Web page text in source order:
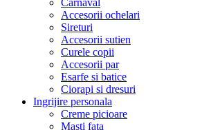
Carnaval
Accesorii ochelari
Sireturi
Accesorii sutien
Curele copii
Accesorii par
Esarfe si batice
Ciorapi si dresuri
Ingrijire personala
Creme picioare
Masti fata